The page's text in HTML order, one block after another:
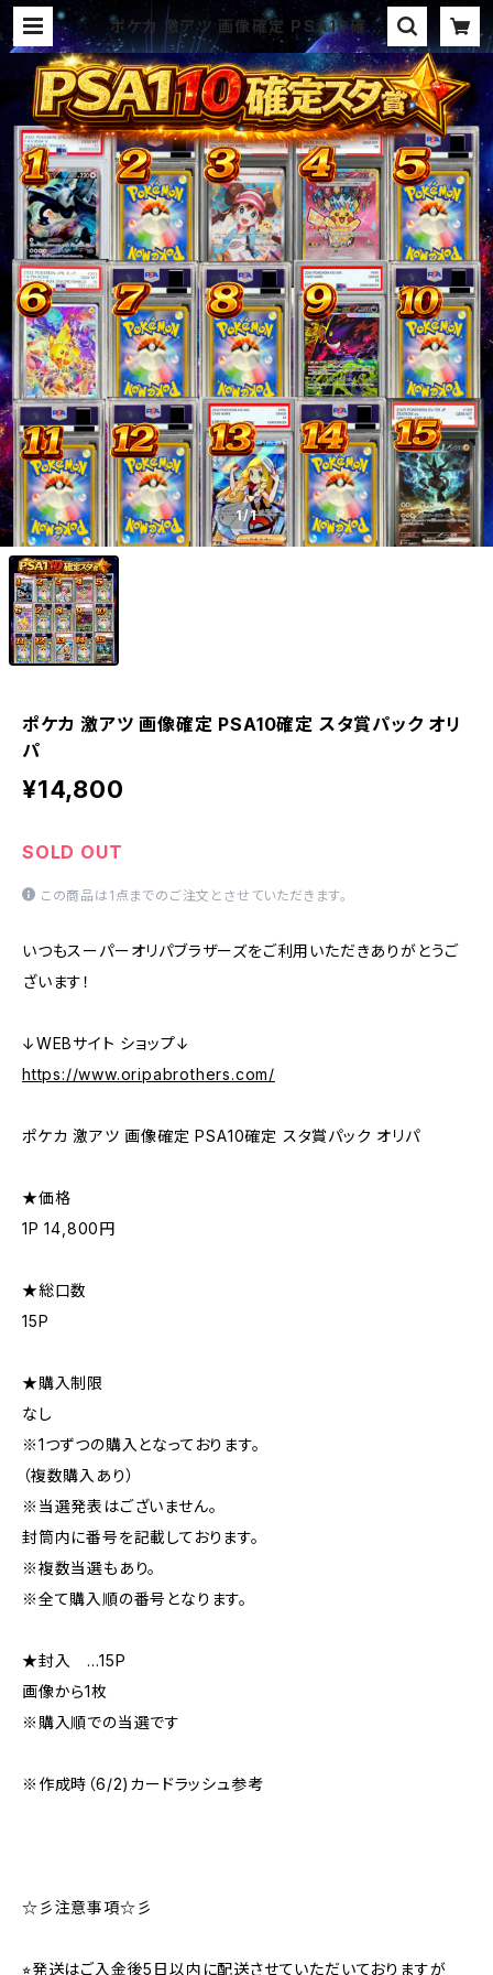
ポケカ 激アツ 画像確定 PSA10確定
スタ賞パック オリパ | オリパ ブラザ
ーズ オリパ専門店 (ポケカ、ワンピ
ース、遊戯王、ヴァイス、ドラゴンボー
ル)
1/1
ポケカ 激アツ 画像確定 PSA10確定 スタ賞パック オリ
パ
¥14,800
SOLD OUT
この商品は1点までのご注文とさせていただきます。
いつもスーパーオリパブラザーズをご利用いただきありがとうご
ざいます！
↓WEBサイト ショップ↓
https://www.oripabrothers.com/
ポケカ 激アツ 画像確定 PSA10確定 スタ賞パック オリパ
★価格
1P 14,800円
★総口数
15P
★購入制限
なし
※1つずつの購入となっております。
（複数購入あり）
※当選発表はございません。
封筒内に番号を記載しております。
※複数当選もあり。
※全て購入順の番号となります。
★封入 …15P
画像から1枚
※購入順での当選です
※作成時（6/2)カードラッシュ参考
☆彡注意事項☆彡
⭐︎発送はご入金後5日以内に配送させていただいておりますが